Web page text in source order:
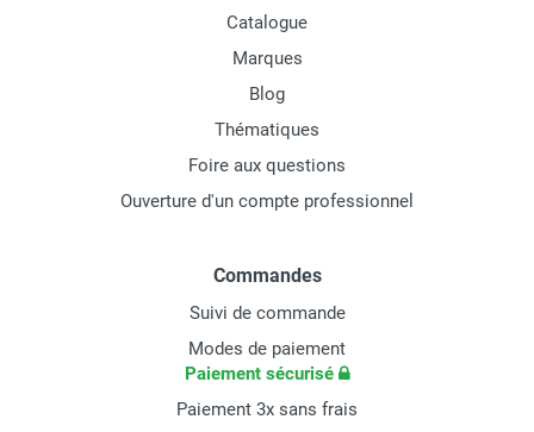
Catalogue
Marques
Blog
Thématiques
Foire aux questions
Ouverture d'un compte professionnel
Commandes
Suivi de commande
Modes de paiement
Paiement sécurisé
Paiement 3x sans frais